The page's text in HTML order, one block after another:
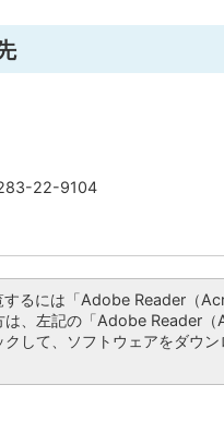
22-9104
するには「Adobe Reader（
は、左記の「Adobe Reader
して、ソフトウェアをダウ